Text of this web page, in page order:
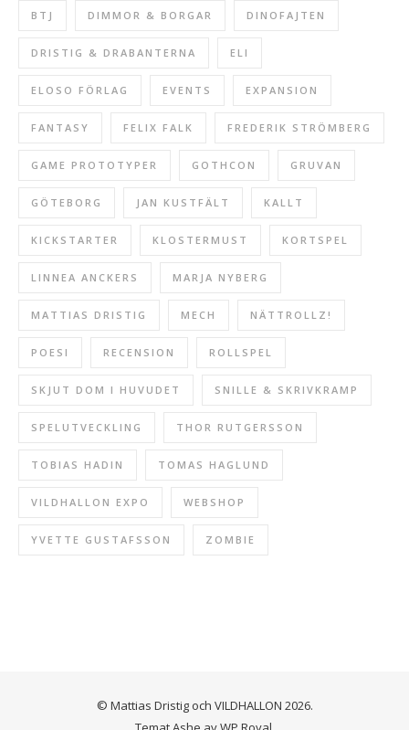
BTJ DIMMOR & BORGAR DINOFAJTEN
DRISTIG & DRABANTERNA ELI
ELOSO FÖRLAG EVENTS EXPANSION
FANTASY FELIX FALK FREDERIK STRÖMBERG
GAME PROTOTYPER GOTHCON GRUVAN
GÖTEBORG JAN KUSTFÄLT KALLT
KICKSTARTER KLOSTERMUST KORTSPEL
LINNEA ANCKERS MARJA NYBERG
MATTIAS DRISTIG MECH NÄTTROLLZ!
POESI RECENSION ROLLSPEL
SKJUT DOM I HUVUDET SNILLE & SKRIVKRAMP
SPELUTVECKLING THOR RUTGERSSON
TOBIAS HADIN TOMAS HAGLUND
VILDHALLON EXPO WEBSHOP
YVETTE GUSTAFSSON ZOMBIE
© Mattias Dristig och VILDHALLON 2026.